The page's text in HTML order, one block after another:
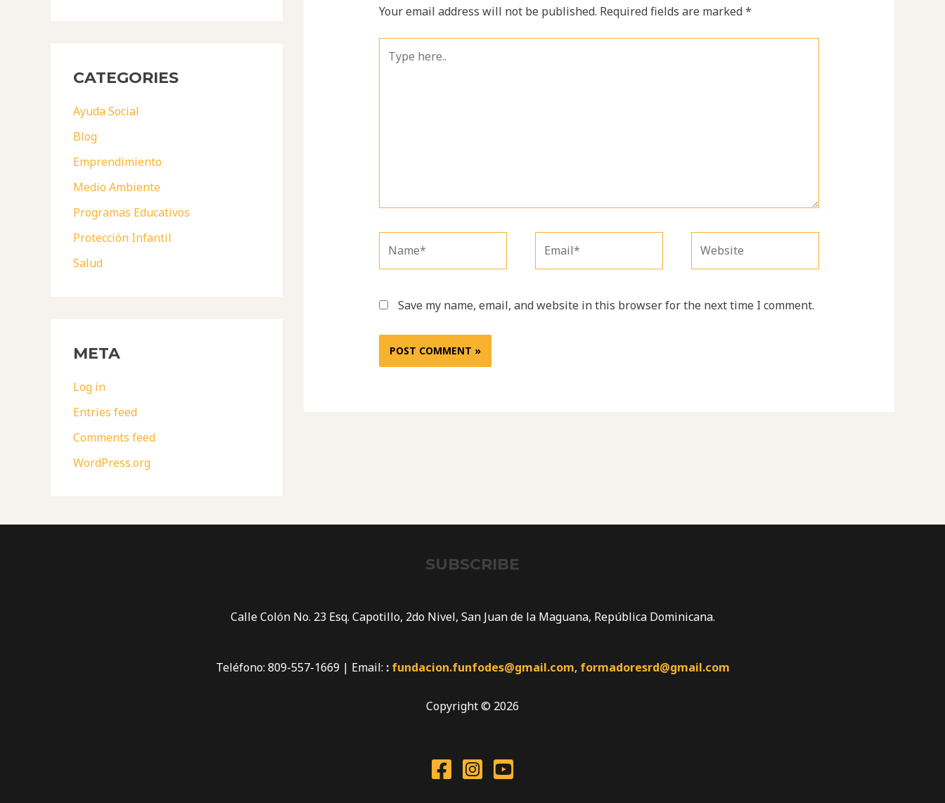
CATEGORIES
Ayuda Social
Blog
Emprendimiento
Medio Ambiente
Programas Educativos
Protección Infantil
Salud
META
Log in
Entries feed
Comments feed
WordPress.org
Your email address will not be published. Required fields are marked*
here..
Save my name, email, and website in this browser for the next time I comment.
SUBSCRIBE
Calle Colón No. 23 Esq. Capotillo, 2do Nivel, San Juan de la Maguana, República Dominicana.
Teléfono: 809-557-1669 | Email: : fundacion.funfodes@gmail.com, formadoresrd@gmail.com
Copyright © 2026